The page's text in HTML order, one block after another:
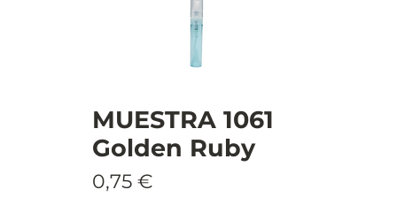
MUESTRA 1061
Golden Ruby
0,75 €